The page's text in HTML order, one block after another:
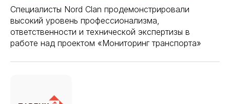
Специалисты Nord Clan продемонстрировали
высокий уровень профессионализма,
ответственности и технической экспертизы в
работе над проектом «Мониторинг транспорта»